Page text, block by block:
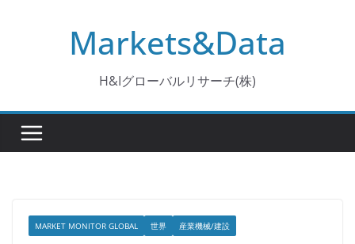
Markets&Data
H&Iグローバルリサーチ(株)
MARKET MONITOR GLOBAL 世界 産業機械/建設